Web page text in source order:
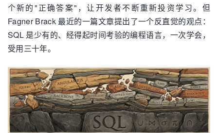
个新的"正确答案"，让开发者不断重新投资学习。但
Fagner Brack 最近的一篇文章提出了一个反直觉的观点：
SQL 是少有的、经得起时间考验的编程语言，一次学会，
受用三十年。